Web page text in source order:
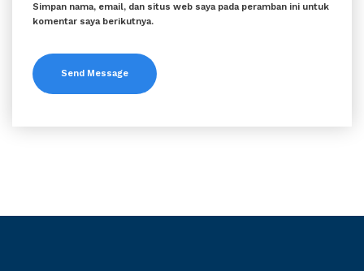
Simpan nama, email, dan situs web saya pada peramban ini untuk
komentar saya berikutnya.